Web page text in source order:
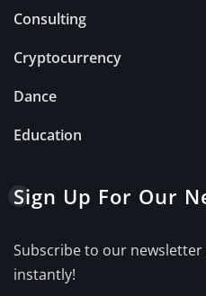
Consulting
Cryptocurrency
Dance
Education
Sign Up For Our
Subscribe to our
instantly!